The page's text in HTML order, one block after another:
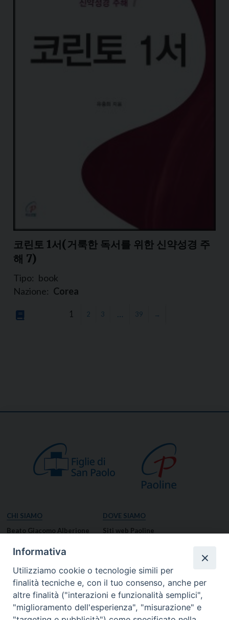
코린토 1서(거룩한 독서를 위한 신약성경 주
해 7)
Tipo: book
Nazione: Corea
1 2 3 … 39 →
CHI SIAMO
Beato Giacomo Alberione
Missione Paolina
Luoghi delle Origini
Governo Generale
DOVE SIAMO
Siti web Paoline
Notizie dal governo generale
Notizie in breve
RISORSE
Informativa
Utilizziamo cookie o tecnologie simili per
finalità tecniche e, con il tuo consenso, anche per
altre finalità ("interazioni e funzionalità semplici",
"miglioramento dell'esperienza", "misurazione" e